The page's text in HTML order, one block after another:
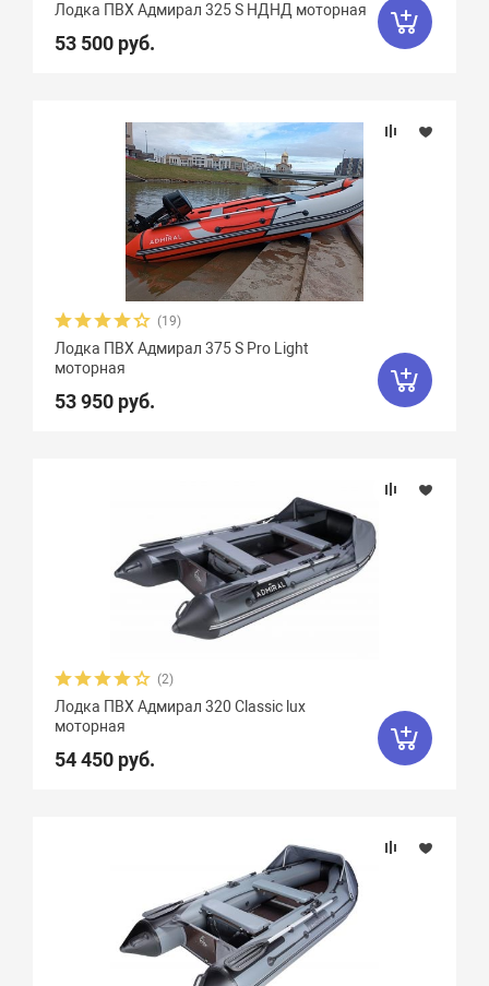
Лодка ПВХ Адмирал 325 S НДНД моторная
53 500 руб.
(19)
Лодка ПВХ Адмирал 375 S Pro Light
моторная
53 950 руб.
(2)
Лодка ПВХ Адмирал 320 Classic lux
моторная
54 450 руб.